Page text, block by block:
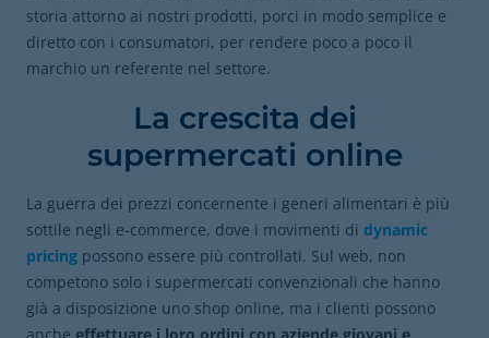
storia attorno ai nostri prodotti, porci in modo semplice e
diretto con i consumatori, per rendere poco a poco il
marchio un referente nel settore.
La crescita dei
supermercati online
La guerra dei prezzi concernente i generi alimentari è più
sottile negli e-commerce, dove i movimenti di dynamic
pricing possono essere più controllati. Sul web, non
competono solo i supermercati convenzionali che hanno
già a disposizione uno shop online, ma i clienti possono